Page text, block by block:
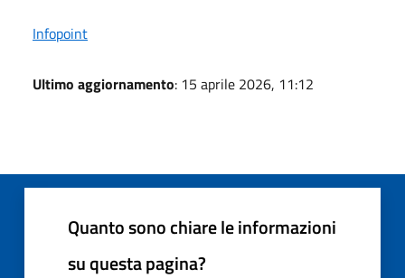
Infopoint
Ultimo aggiornamento: 15 aprile 2026, 11:12
Quanto sono chiare le informazioni
su questa pagina?